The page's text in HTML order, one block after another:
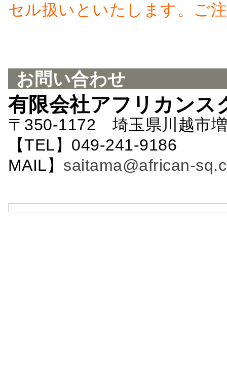
セル扱いといたします。ご
お問い合わせ
有限会社アフリカンス
〒350-1172 埼玉県川越市
【TEL】049-241-
MAIL】 saitama@african-